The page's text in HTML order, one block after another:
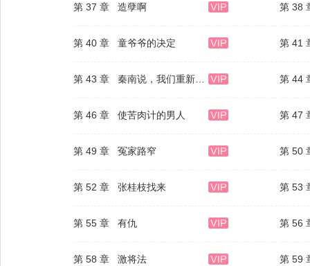
第 37 章 造孽啊 第 38
第 40 章 童爷爷的决定 第 41
第 44
第 46 章 使苦肉计的男人 第 47
第 49 章 冤家路窄 第 50
第 52 章 张桂枝找来 第 53
第 55 章 有仇 第 56
第 58 章 激将法 第 59